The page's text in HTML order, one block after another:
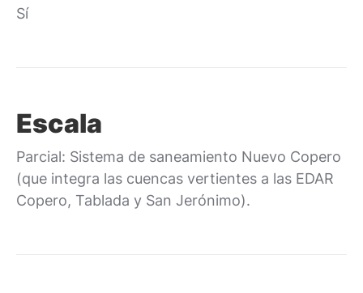
Sí
Escala
Parcial: Sistema de saneamiento Nuevo Copero
(que integra las cuencas vertientes a las EDAR
Copero, Tablada y San Jerónimo).